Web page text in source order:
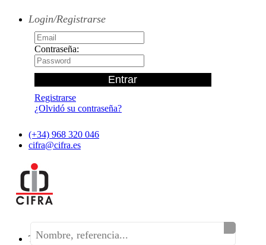
Login/Registrarse
Contraseña:
Registrarse
¿Olvidó su contraseña?
(+34) 968 320 046
cifra@cifra.es
Teléfono:(+34) 968 320 046